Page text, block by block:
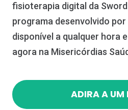
fisioterapia digital da
programa desenvolvido
disponível a qualquer hora
agora na Misericórdias
ADIRA A UM